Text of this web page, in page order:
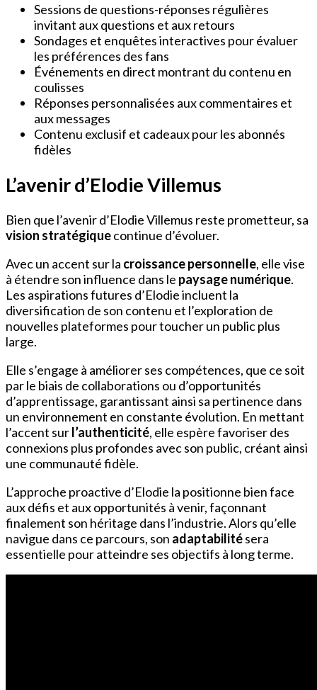
Sessions de questions-réponses régulières
invitant aux questions et aux retours
Sondages et enquêtes interactives pour évaluer
les préférences des fans
Événements en direct montrant du contenu en
coulisses
Réponses personnalisées aux commentaires et
aux messages
Contenu exclusif et cadeaux pour les abonnés
fidèles
L’avenir d’Elodie Villemus
Bien que l’avenir d’Elodie Villemus reste prometteur, sa
vision stratégiquecontinue d’évoluer.
Avec un accent sur la croissance personnelle, elle vise
à étendre son influence dans le paysage numérique.
Les aspirations futures d’Elodie incluent la
diversification de son contenu et l’exploration de
nouvelles plateformes pour toucher un public plus
large.
Elle s’engage à améliorer ses compétences, que ce soit
par le biais de collaborations ou d’opportunités
d’apprentissage, garantissant ainsi sa pertinence dans
un environnement en constante évolution. En mettant
l’accent surl’authenticité, elle espère favoriser des
connexions plus profondes avec son public, créant ainsi
une communauté fidèle.
L’approche proactive d’Elodie la positionne bien face
aux défis et aux opportunités à venir, façonnant
finalement son héritage dans l’industrie. Alors qu’elle
navigue dans ce parcours, son adaptabilitésera
essentielle pour atteindre ses objectifs à long terme.